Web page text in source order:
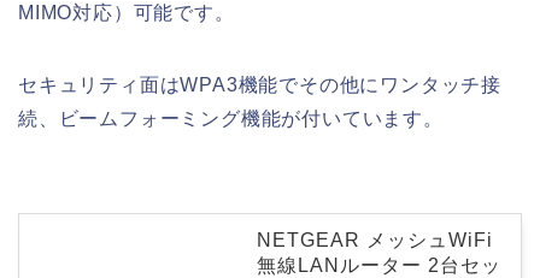
MIMO対応）可能です。
セキュリティ面はWPA3機能でその他にワンタッチ接
続、ビームフォーミング機能が付いています。
NETGEAR メッシュWiFi
無線LANルーター 2台セッ